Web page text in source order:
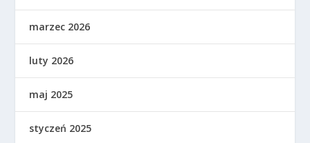
marzec 2026
luty 2026
maj 2025
styczeń 2025